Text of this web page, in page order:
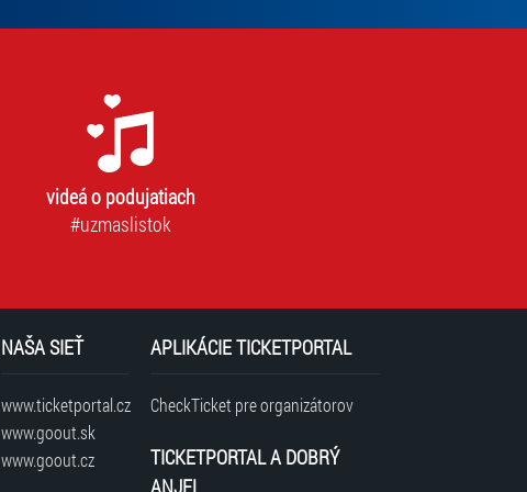
súhlasu
možné
vás
prihlásiť
videá o podujatiach
#uzmaslistok
NAŠA SIEŤ
www.ticketportal.cz
www.goout.sk
www.goout.cz
APLIKÁCIE TICKETPORTAL
CheckTicket pre organizátorov
TICKETPORTAL A DOBRÝ
ANJEL